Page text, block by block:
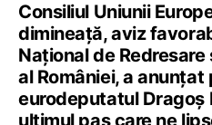
Consiliul Uniunii
dimineață, aviz
Național de Redresare
al României, a anunțat
eurodeputatul Dragoș
ultimul pas care ne